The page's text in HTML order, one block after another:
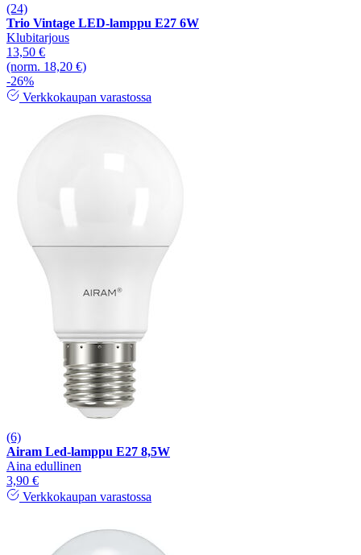
(24)
Trio Vintage LED-lamppu E27 6W
Klubitarjous
13,50 €
(norm. 18,20 €)
-26%
Verkkokaupan varastossa
(6)
Airam Led-lamppu E27 8,5W
Aina edullinen
3,90 €
Verkkokaupan varastossa